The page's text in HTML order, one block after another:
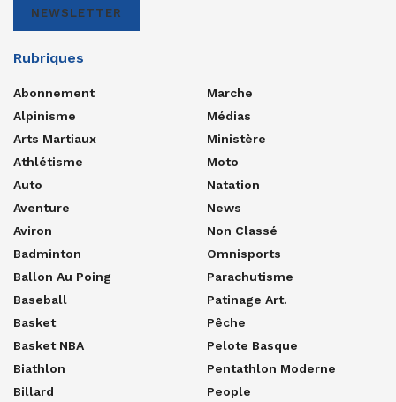
NEWSLETTER
Rubriques
Abonnement
Alpinisme
Arts Martiaux
Athlétisme
Auto
Aventure
Aviron
Badminton
Ballon Au Poing
Baseball
Basket
Basket NBA
Biathlon
Billard
Marche
Médias
Ministère
Moto
Natation
News
Non Classé
Omnisports
Parachutisme
Patinage Art.
Pêche
Pelote Basque
Pentathlon Moderne
People